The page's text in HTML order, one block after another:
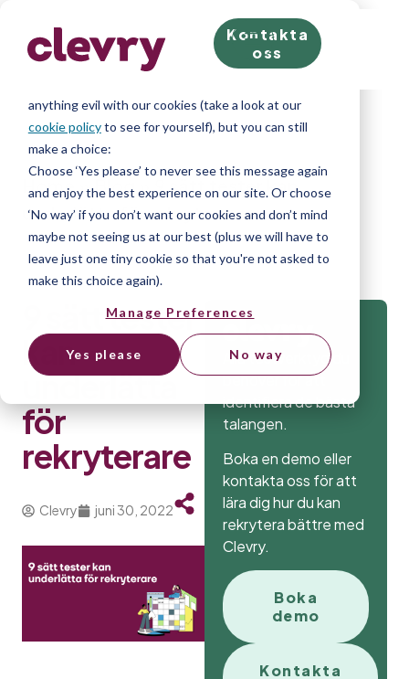
We know right? These cookie pop-ups can really ruin
your visit, so we’ll make this quick. This website does
anything evil with our cookies (take a look at our
cookie policyto see for yourself), but you can still
make a choice:
Choose ‘Yes please’ to never see this message again
and enjoy the best experience on our site. Or choose
‘No way’ if you don’t want our cookies and don’t mind
maybe not seeing us at our best (plus we will have to
leave just one tiny cookie so that you're not asked to
make this choice again).
Manage Preferences
Yes please No way
Kontakta
oss
Home»Blog »9 sätt tester kan
underlätta för rekryterare
9 sätt tester
kan
underlätta
för
rekryterare
Clevry juni 30, 2022
Alla testverktyg du
behöver för att
identifiera de bästa
talangen.
Boka en demo eller
kontakta oss för att
lära dig hur du kan
rekrytera bättre med
Clevry.
Boka
demo
Kontakta